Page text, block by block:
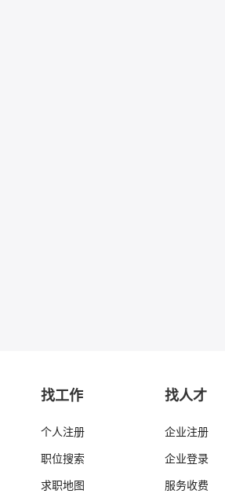
找工作
个人注册
职位搜索
求职地图
找人才
企业注册
企业登录
服务收费